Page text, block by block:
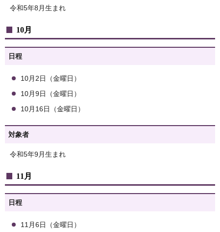
令和5年8月生まれ
10月
日程
10月2日（金曜日）
10月9日（金曜日）
10月16日（金曜日）
対象者
令和5年9月生まれ
11月
日程
11月6日（金曜日）